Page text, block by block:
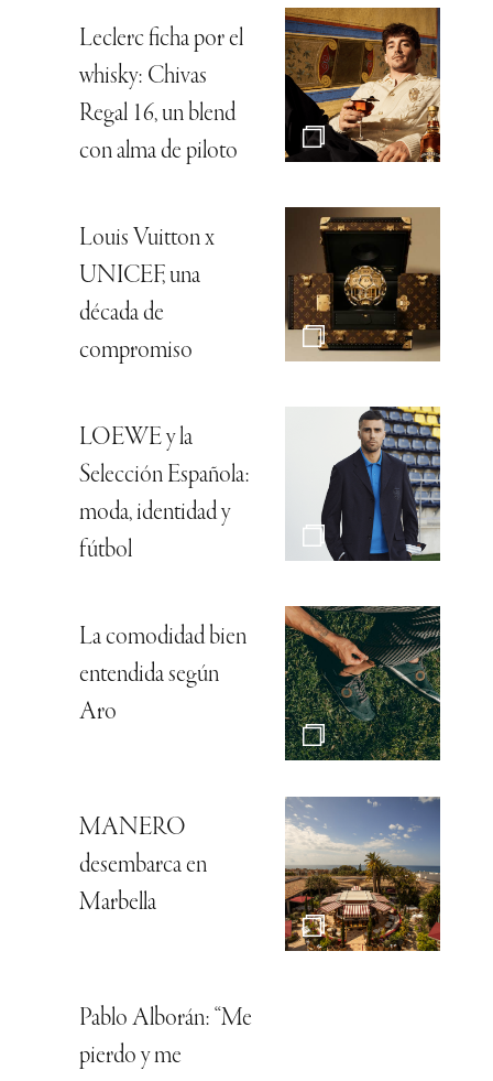
Leclerc ficha por el
whisky: Chivas
Regal 16, un blend
con alma de piloto
Louis Vuitton x
UNICEF, una
década de
compromiso
LOEWE y la
Selección Española:
moda, identidad y
fútbol
La comodidad bien
entendida según
Aro
MANERO
desembarca en
Marbella
Pablo Alborán: “Me
pierdo y me